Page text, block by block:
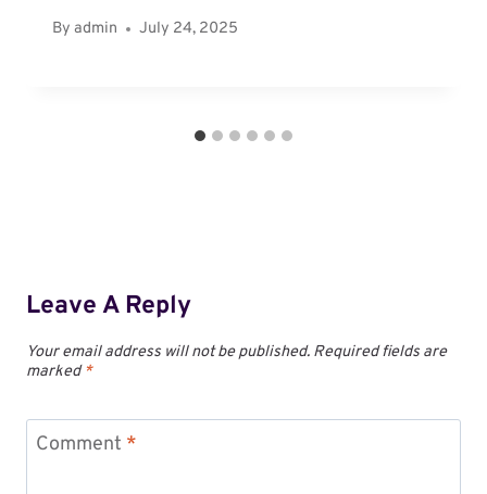
By admin July 24, 2025
Leave A Reply
Your email address will not be published. Required fields are
marked*
Comment *